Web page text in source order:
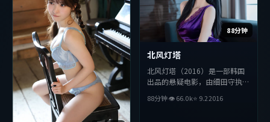
88分钟
北风灯塔
北风灯塔（2016）是一部韩国
出品的悬疑电影，由细田守执
主演。影片在叙事与视听上力求
88分钟👁66.0k⭐ 9.22016